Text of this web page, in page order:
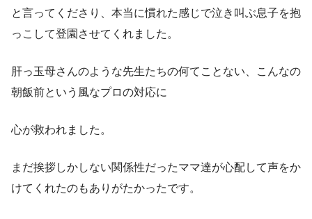
と言ってくださり、本当に慣れた感じで泣き叫ぶ息子を抱
っこして登園させてくれました。
肝っ玉母さんのような先生たちの何てことない、こんなの
朝飯前という風なプロの対応に
心が救われました。
まだ挨拶しかしない関係性だったママ達が心配して声をか
けてくれたのもありがたかったです。